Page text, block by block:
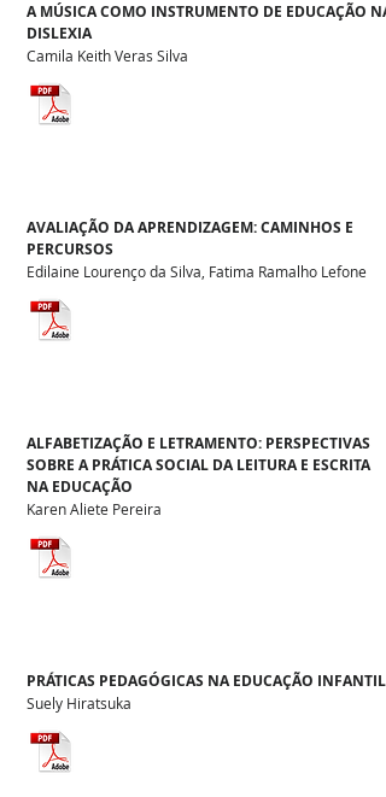
Camila Keith Veras Silva
A MÚSICA COMO INSTRUMENTO DE EDUCAÇÃO NA
DISLEXIA
Edilaine Lourenço da Silva, Fatima Ramalho Lefone
AVALIAÇÃO DA APRENDIZAGEM: CAMINHOS E
PERCURSOS
Karen Aliete Pereira
ALFABETIZAÇÃO E LETRAMENTO: PERSPECTIVAS
SOBRE A PRÁTICA SOCIAL DA LEITURA E ESCRITA
NA EDUCAÇÃO
Suely Hiratsuka
PRÁTICAS PEDAGÓGICAS NA EDUCAÇÃO INFANTIL